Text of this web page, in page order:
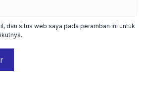
dan situs web saya pada peramban ini untuk